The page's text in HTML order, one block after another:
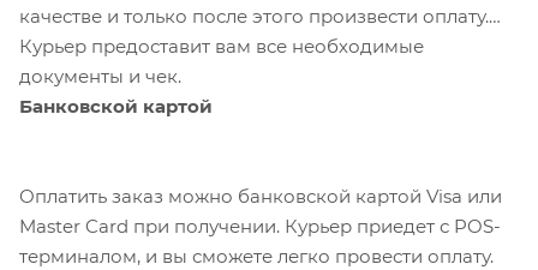
качестве и только после этого произвести оплату.
Курьер предоставит вам все необходимые
документы и чек.
Банковской картой
Оплатить заказ можно банковской картой Visa или
Master Card при получении. Курьер приедет с POS-
терминалом, и вы сможете легко провести оплату.